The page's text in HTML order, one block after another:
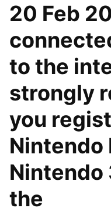
20 Feb
to the
strongly
you
Nintendo
Nintendo
the